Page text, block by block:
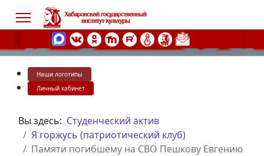
Наши логотипы
Личный кабинет
Вы здесь: Студенческий актив
Я горжусь (патриотический клуб)
Памяти погибшему на СВО Пешкову Евгению